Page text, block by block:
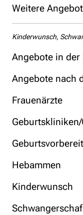
Weitere
Kinderwunsch,
Angebote in
Angebote nach
Frauenärzte
Hebammen
Kinderwunsch